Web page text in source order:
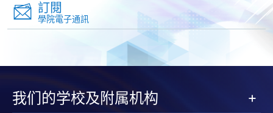
報讀新課程
申請人可按該課程網頁的右上角的
後按照指示填妥網上報名表格。
訂閱
學院電子通訊
我们的学校及附属机构